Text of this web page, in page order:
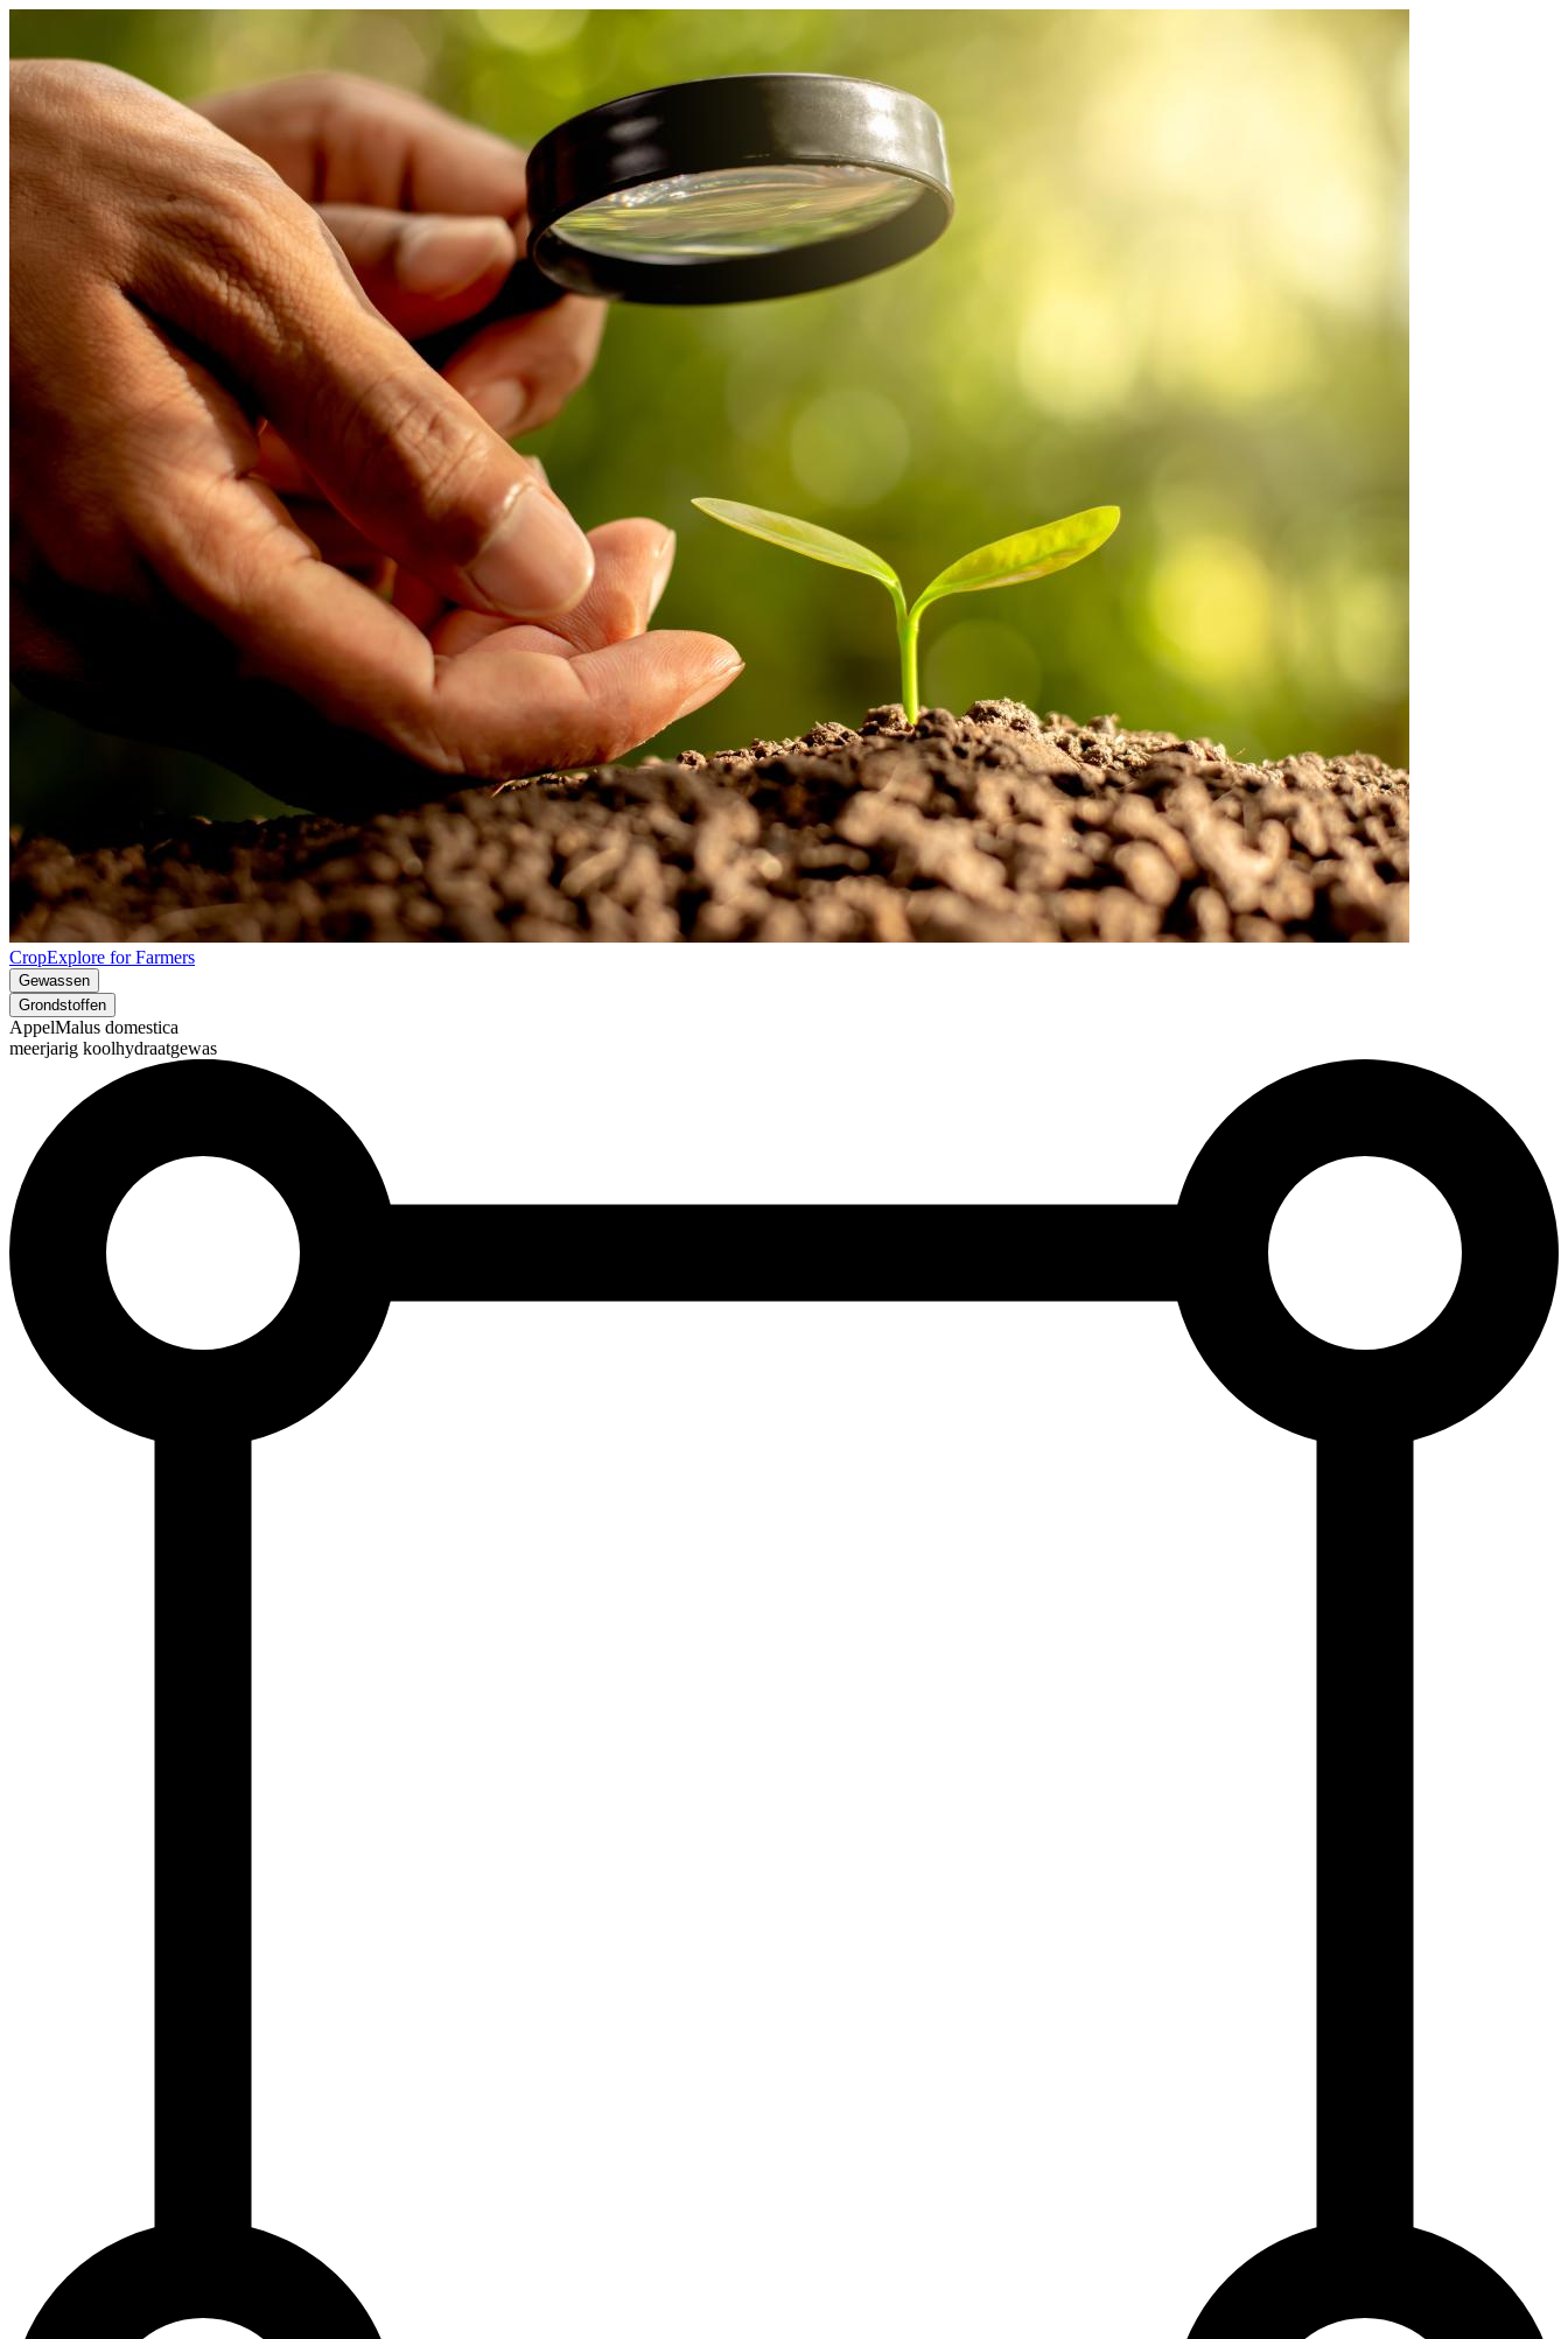
CropExplore for Farmers
Gewassen
Grondstoffen
AppelMalus domestica
meerjarig koolhydraatgewas